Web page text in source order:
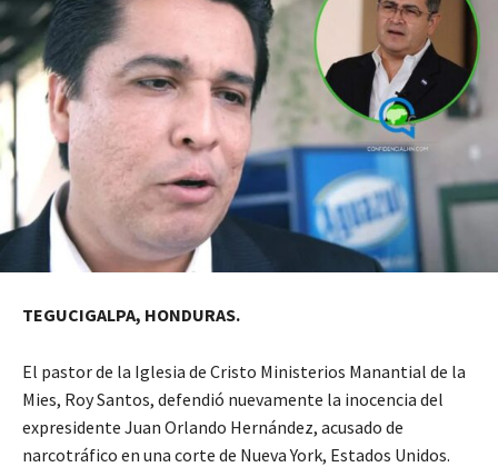
TEGUCIGALPA, HONDURAS.
El pastor de la Iglesia de Cristo Ministerios Manantial de la
Mies, Roy Santos, defendió nuevamente la inocencia del
expresidente Juan Orlando Hernández, acusado de
narcotráfico en una corte de Nueva York, Estados Unidos.